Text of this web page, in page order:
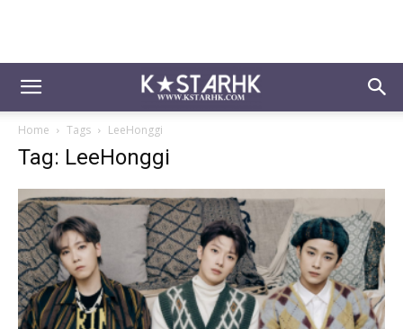
Home Tags LeeHonggi
Tag: LeeHonggi